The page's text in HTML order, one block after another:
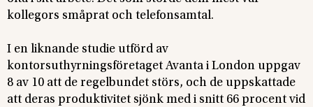
kollegors småprat och telefonsamtal.
I en liknande studie utförd av
kontorsuthyrningsföretaget Avanta i London uppgav
8 av 10 att de regelbundet störs, och de uppskattade
att deras produktivitet sjönk med i snitt 66 procent vid